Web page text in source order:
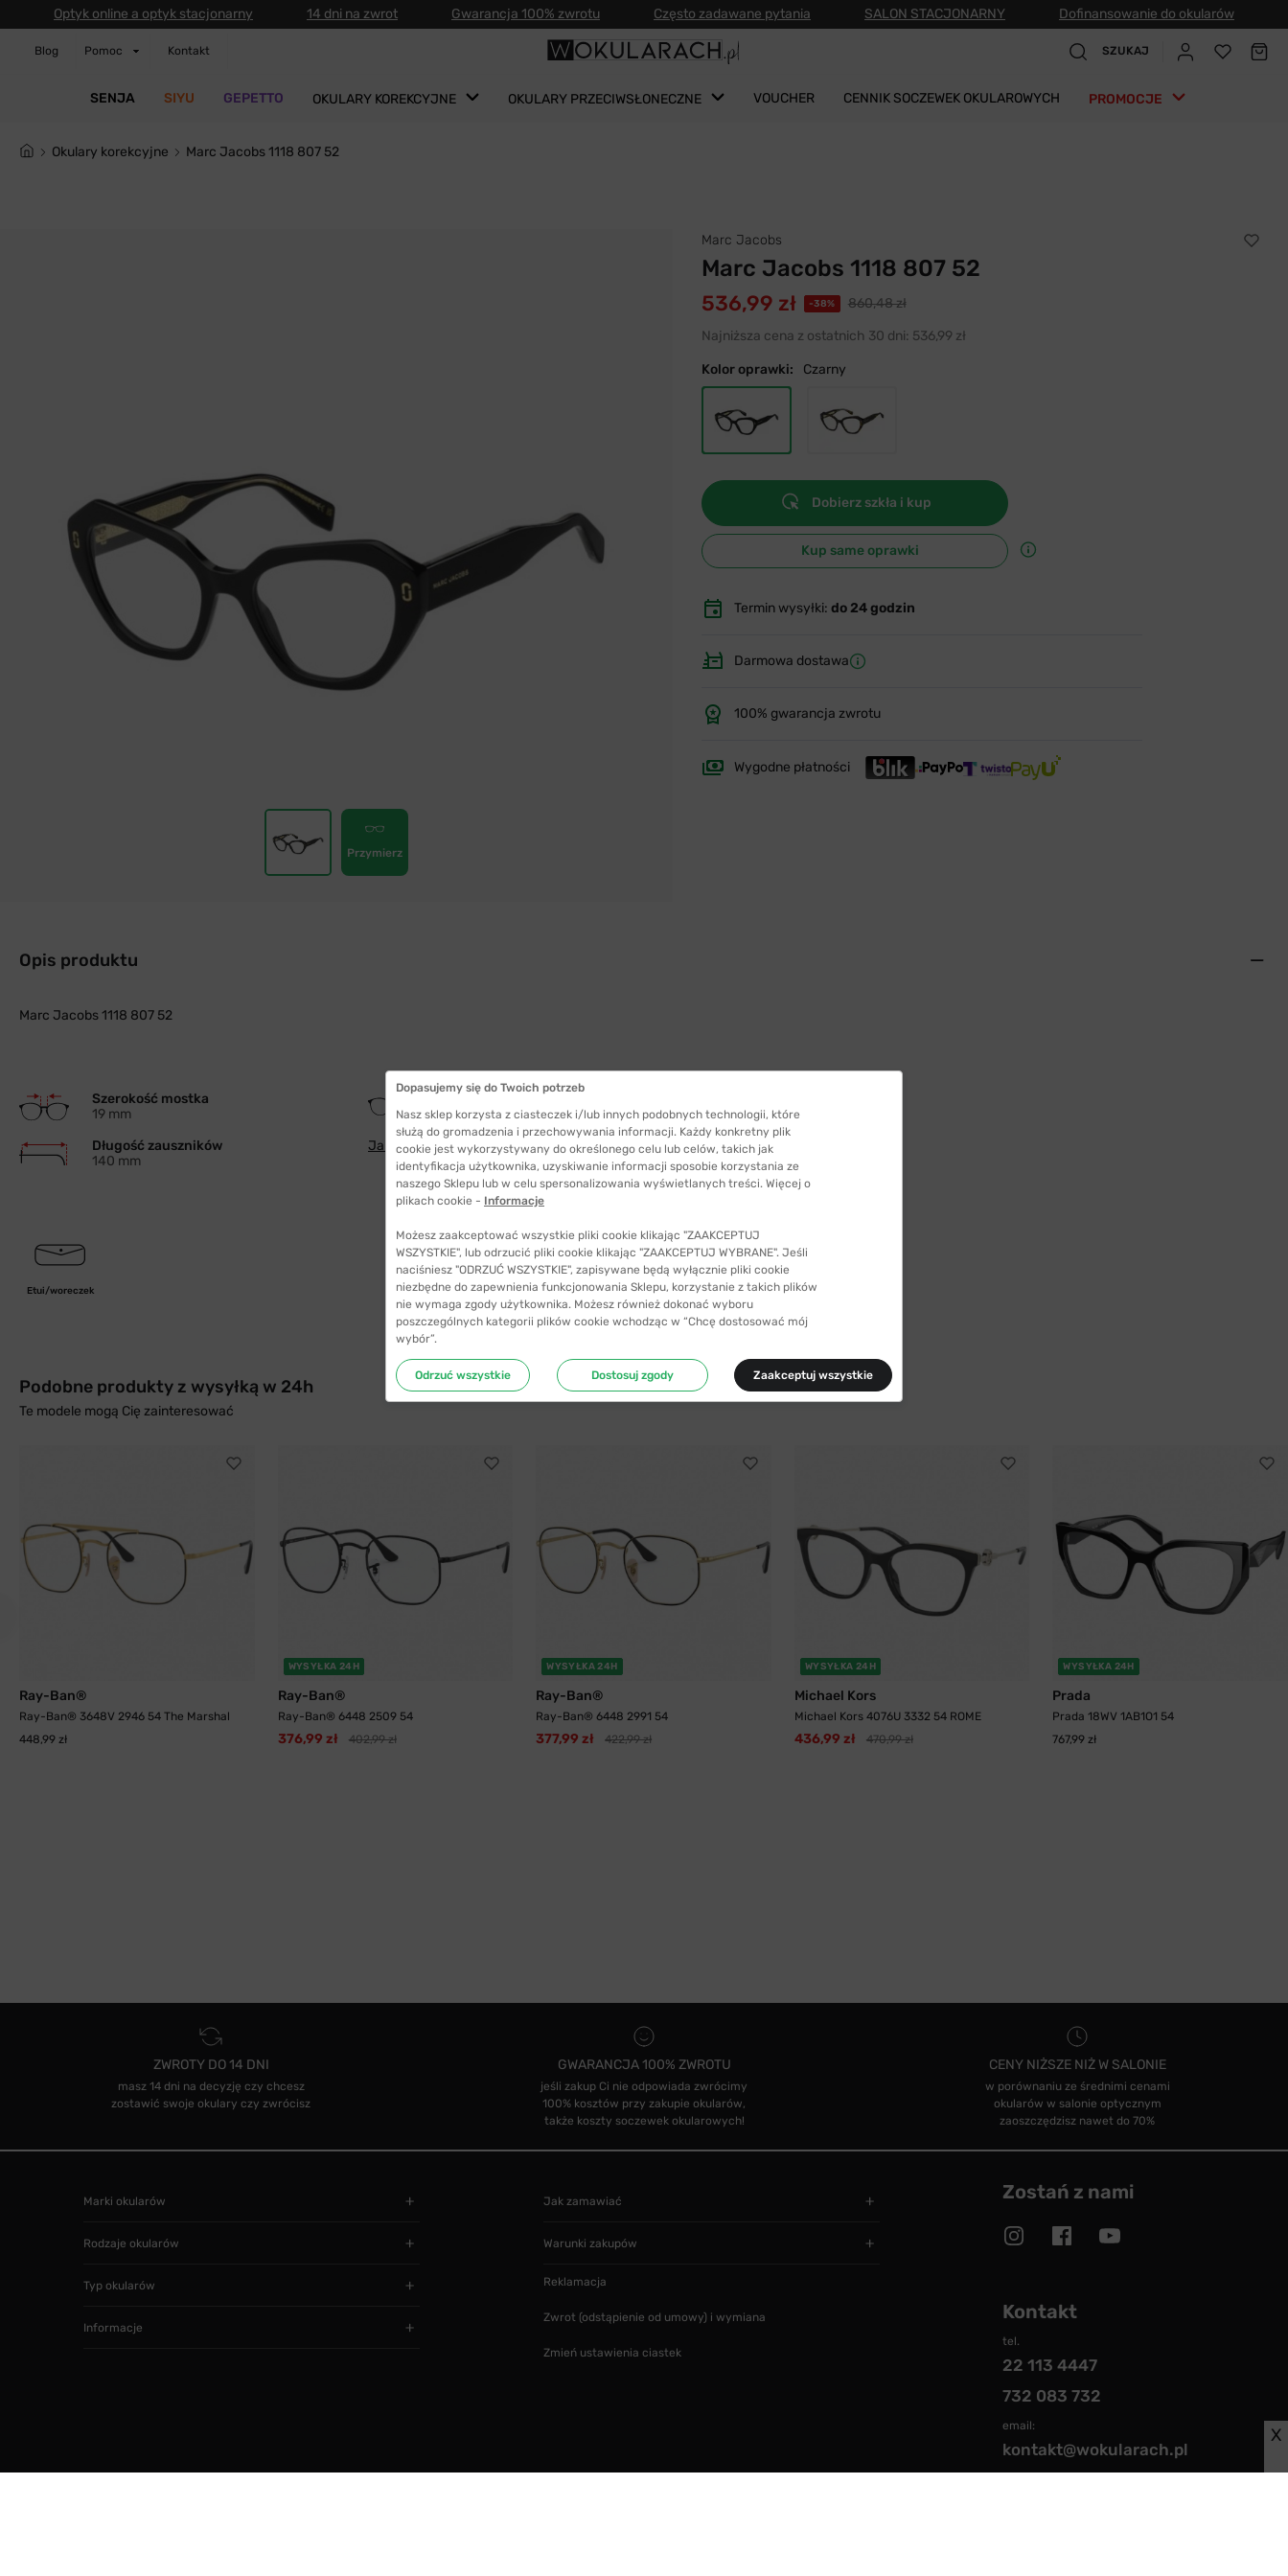
Optyk online a optyk stacjonarny 14 dni na zwrot Gwarancja 100% zwrotu Często zadawane pytania SALON STACJONARNY Dofinansowanie do okularów
Blog Pomoc Kontakt SZUKAJ
SENJA SIYU GEPETTO OKULARY KOREKCYJNE OKULARY PRZECIWSŁONECZNE VOUCHER CENNIK SOCZEWEK OKULAROWYCH PROMOCJE
Okulary korekcyjne Marc Jacobs 1118 807 52
Przymierz
Marc Jacobs
Marc Jacobs 1118 807 52
536,99 zł -38%
860,48 zł
Najniższa cena z ostatnich 30 dni: 536,99 zł
Kolor oprawki: Czarny
Dobierz szkła i kup
Kup same oprawki
Termin wysyłki: do 24 godzin
Darmowa dostawa
100% gwarancja zwrotu
Wygodne płatności
Opis produktu
Marc Jacobs 1118 807 52
Szerokość mostka
19 mm
Szerokość szkła
52 mm
Długość zauszników
140 mm
Jak wybrać odpowiedni rozmiar
Etui/woreczek
Podobne produkty z wysyłką w 24h
Te modele mogą Cię zainteresować
Ray-Ban®
Ray-Ban® 3648V 2946 54 The Marshal
448,99 zł
WYSYŁKA 24H
Ray-Ban®
Ray-Ban® 6448 2509 54
376,99 zł 402,99 zł
WYSYŁKA 24H
Ray-Ban®
Ray-Ban® 6448 2991 54
377,99 zł 422,99 zł
WYSYŁKA 24H
Michael Kors
Michael Kors 4076U 3332 54 ROME
436,99 zł 470,99 zł
WYSYŁKA 24H
Prada
Prada 18WV 1AB1O1 54
767,99 zł
ZWROTY DO 14 DNI
masz 14 dni na decyzję czy chcesz
zostawić swoje okulary czy zwrócisz
GWARANCJA 100% ZWROTU
jeśli zakup Ci nie odpowiada zwrócimy
100% kosztów przy zakupie okularów,
także koszty soczewek okularowych!
CENY NIŻSZE NIŻ W SALONIE
w porównaniu ze średnimi cenami
okularów w salonie optycznym
zaoszczędzisz nawet do 70%
Zostań z nami
Kontakt
tel.
22 113 4447
732 083 732
email:
kontakt@wokularach.pl
Marki okularów
Rodzaje okularów
Typ okularów
Informacje
Jak zamawiać
Warunki zakupów
Reklamacja
Zwrot (odstąpienie od umowy) i wymiana
Zmień ustawienia ciastek
Dopasujemy się do Twoich potrzeb
Nasz sklep korzysta z ciasteczek i/lub innych podobnych technologii, które
służą do gromadzenia i przechowywania informacji. Każdy konkretny plik
cookie jest wykorzystywany do określonego celu lub celów, takich jak
identyfikacja użytkownika, uzyskiwanie informacji sposobie korzystania ze
naszego Sklepu lub w celu spersonalizowania wyświetlanych treści. Więcej o
plikach cookie - Informacje
Możesz zaakceptować wszystkie pliki cookie klikając "ZAAKCEPTUJ
WSZYSTKIE", lub odrzucić pliki cookie klikając "ZAAKCEPTUJ WYBRANE". Jeśli
naciśniesz "ODRZUĆ WSZYSTKIE", zapisywane będą wyłącznie pliki cookie
niezbędne do zapewnienia funkcjonowania Sklepu, korzystanie z takich plików
nie wymaga zgody użytkownika. Możesz również dokonać wyboru
poszczególnych kategorii plików cookie wchodząc w “Chcę dostosować mój
wybór”.
Odrzuć wszystkie Dostosuj zgody Zaakceptuj wszystkie
X